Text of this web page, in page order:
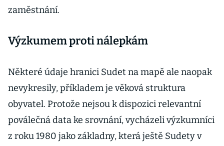
zaměstnání.
Výzkumem proti nálepkám
Některé údaje hranici Sudet na mapě ale naopak
nevykresily, příkladem je věková struktura
obyvatel. Protože nejsou k dispozici relevantní
poválečná data ke srovnání, vycházeli výzkumníci
z roku 1980 jako základny, která ještě Sudety v